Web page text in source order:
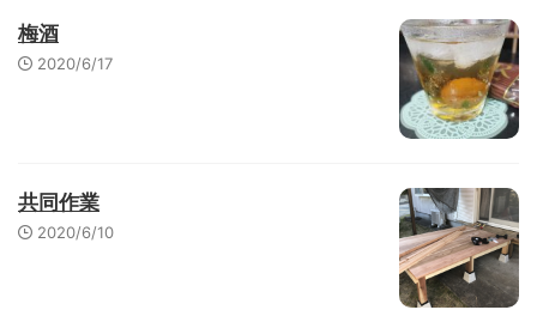
梅酒
2020/6/17
共同作業
2020/6/10